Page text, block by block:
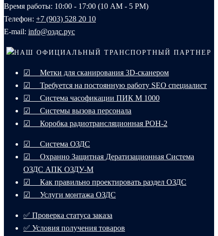
Время работы: 10:00 - 17:00 (10 AM - 5 PM)
Телефон: +7 (903) 528 20 10‬
E-mail: info@оздс.рус
НАШ ОФИЦИАЛЬНЫЙ ТРАНСПОРТНЫЙ ПАРТНЕР
☑ Метки для сканирования 3D-сканером
☑ Требуется на постоянную работу SEO специалист
☑ Система часофикации ПИК М 1000
☑ Системы вызова персонала
☑ Коробка радиотрансляционная РОН-2
☑ Система ОЗДС
☑ Охранно Защитная Дератизационная Система
ОЗДС АПК ОЗДУ-М
☑ Как правильно проектировать раздел ОЗДС
☑ Услуги монтажа ОЗДС
✅ Проверка статуса заказа
✅ Условия получения товаров